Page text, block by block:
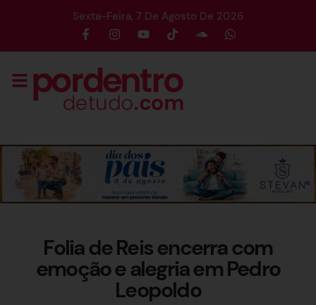
Sexta-Feira, 7 De Agosto De 2026
Folia de Reis encerra com
emoção e alegria em Pedro
Leopoldo